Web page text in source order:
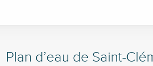
Plan d’eau de Saint-